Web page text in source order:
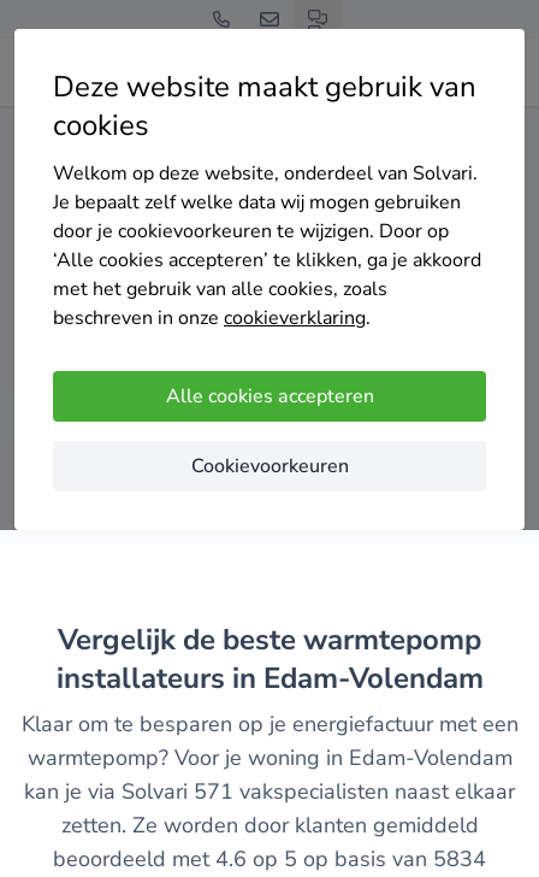
Deze website maakt gebruik van
cookies
Welkom op deze website, onderdeel van Solvari.
Je bepaalt zelf welke data wij mogen gebruiken
door je cookievoorkeuren te wijzigen. Door op
‘Alle cookies accepteren’ te klikken, ga je akkoord
met het gebruik van alle cookies, zoals
beschreven in onze cookieverklaring.
Alle cookies accepteren
Cookievoorkeuren
Home Warmtepomp
Gratis en vrijblijvend
Top 20 warmtepomp
installateurs in Edam-
Volendam
Vergelijk offertes
Vergelijk de beste warmtepomp
installateurs in Edam-Volendam
Klaar om te besparen op je energiefactuur met een
warmtepomp? Voor je woning in Edam-Volendam
kan je via Solvari 571 vakspecialisten naast elkaar
zetten. Ze worden door klanten gemiddeld
beoordeeld met 4.6 op 5 op basis van 5834